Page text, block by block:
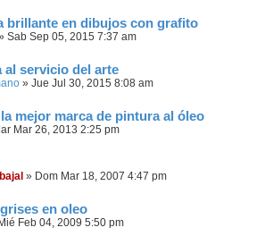
brillante en dibujos con grafito
Sab Sep 05, 2015 7:37 am
al servicio del arte
» Jue Jul 30, 2015 8:08 am
mejor marca de pintura al óleo
Mar 26, 2013 2:25 pm
» Dom Mar 18, 2007 4:47 pm
en oleo
Mié Feb 04, 2009 5:50 pm